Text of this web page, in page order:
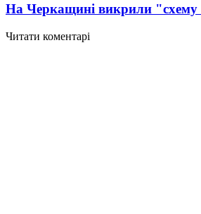
На Черкащині викрили
Читати коментарі